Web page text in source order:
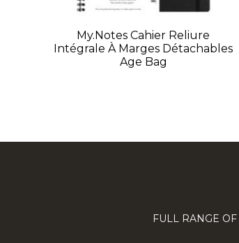
My.Notes Cahier Reliure
Intégrale À Marges Détachables
Age Bag
FULL RANGE